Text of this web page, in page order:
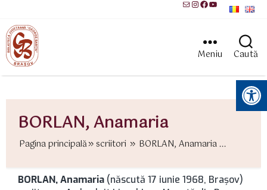
MailInstagram
Facebook
YouTube
Meniu Caută
Instrumente pentru accesibilitate
BORLAN, Anamaria
Pagina principală scriitori BORLAN, Anamaria ...
BORLAN, Anamaria (născută 17 iunie 1968, Brașov)